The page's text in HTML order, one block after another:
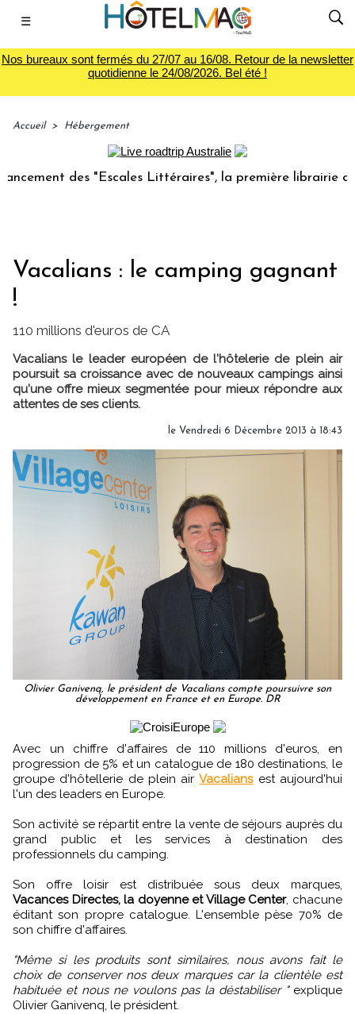
☰
Nos bureaux sont fermés du 27/07 au 16/08. Retour de la newsletter
quotidienne le 24/08/2026. Bel été !
Accueil > Hébergement
des "Escales Littéraires", la première librairie du
Vacalians : le camping gagnant
!
110 millions d'euros de CA
Vacalians le leader européen de l'hôtelerie de plein air
poursuit sa croissance avec de nouveaux campings ainsi
qu'une offre mieux segmentée pour mieux répondre aux
attentes de ses clients.
le Vendredi 6 Décembre 2013 à 18:43
Olivier Ganivenq, le président de Vacalians compte poursuivre son
développement en France et en Europe. DR
Avec un chiffre d'affaires de 110 millions d'euros, en
progression de 5% et un catalogue de 180 destinations, le
groupe d'hôtellerie de plein airVacaliansest aujourd'hui
l'un des leaders en Europe.
Son activité se répartit entre la vente de séjours auprès du
grand public et les services à destination des
professionnels du camping.
Son offre loisir est distribuée sous deux marques,
Vacances Directes, la doyenne et Village Center, chacune
éditant son propre catalogue. L'ensemble pèse 70% de
son chiffre d'affaires.
"Même si les produits sont similaires, nous avons fait le
choix de conserver nos deux marques car la clientèle est
habituée et nous ne voulons pas la déstabiliser "explique
Olivier Ganivenq, le président.